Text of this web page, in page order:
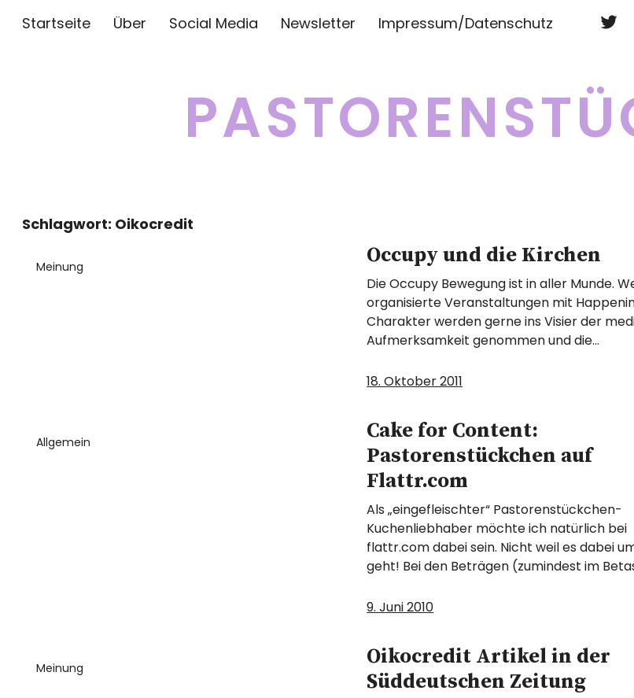
Startseite Über Social Media Newsletter Impressum/Datenschutz
Schlagwort: Oikocredit
Meinung Occupy und die Kirchen
Die Occupy Bewegung ist in aller Munde.
organisierte Veranstaltungen mit
Charakter werden gerne ins Visier der
Aufmerksamkeit genommen und die…
18. Oktober 2011
Allgemein
Cake for Content:
Pastorenstückchen auf
Flattr.com
Als „eingefleischter“ Pastorenstückchen-
Kuchenliebhaber möchte ich natürlich bei
flattr.com dabei sein. Nicht weil es dabei
geht! Bei den Beträgen (zumindest im
9. Juni 2010
Meinung
Oikocredit Artikel in der
Süddeutschen Zeitung